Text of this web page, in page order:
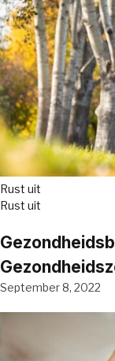
Rust uit
Rust uit
September 8, 2022